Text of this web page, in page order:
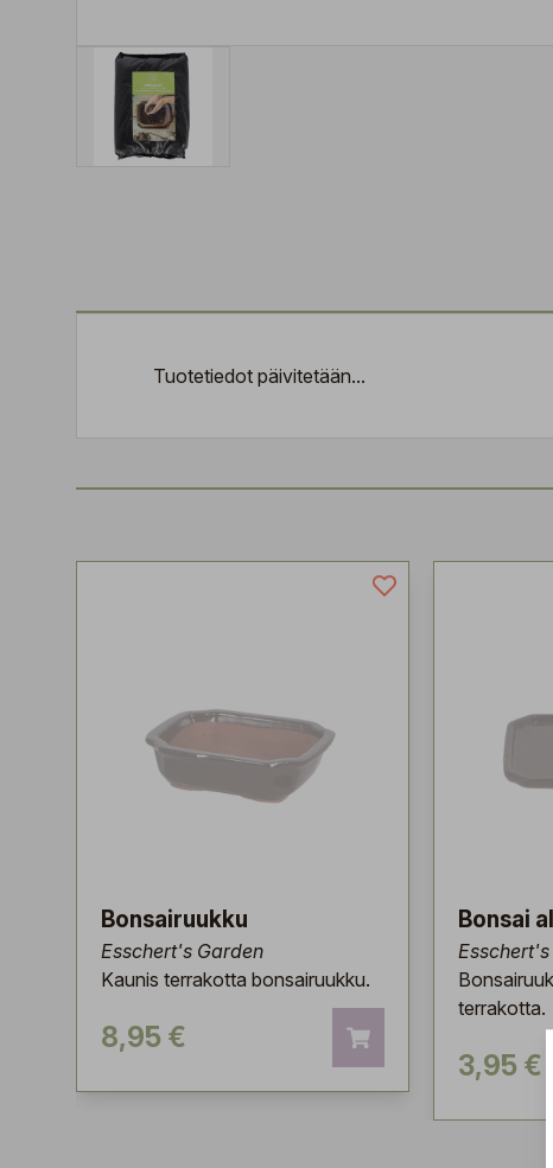
Tuotetiedot päivitetään...
Bonsairuukku
Esschert's Garden
Kaunis terrakotta bonsairuukku.
8,95 €
Bonsai
terrakotta.
3,95 €